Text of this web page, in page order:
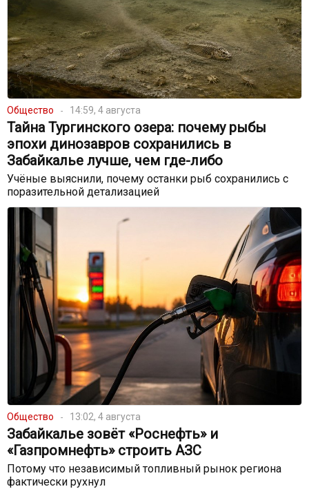
Общество 14:59, 4 августа
Тайна Тургинского озера: почему рыбы
эпохи динозавров сохранились в
Забайкалье лучше, чем где-либо
Учёные выяснили, почему останки рыб сохранились с
поразительной детализацией
Общество 13:02, 4 августа
Забайкалье зовёт «Роснефть» и
«Газпромнефть» строить АЗС
Потому что независимый топливный рынок региона
фактически рухнул